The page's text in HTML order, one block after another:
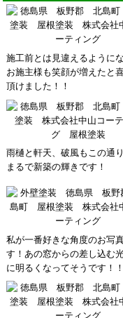
施工前とは見違えるようにな
お施主様も笑顔が増えたと
頂けました！！
雨樋と軒天、破風もこの通
まるで新築の輝きです！
私が一番好きな角度のお写
す！あの窓からの差し込む
に明るくなってそうです！！